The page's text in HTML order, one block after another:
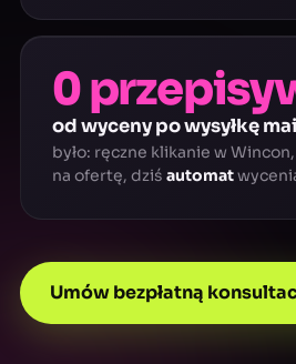
0
od wyceny po wysyłkę
było: ręczne klikanie w
na ofertę, dziś automat
Umów bezpłatną